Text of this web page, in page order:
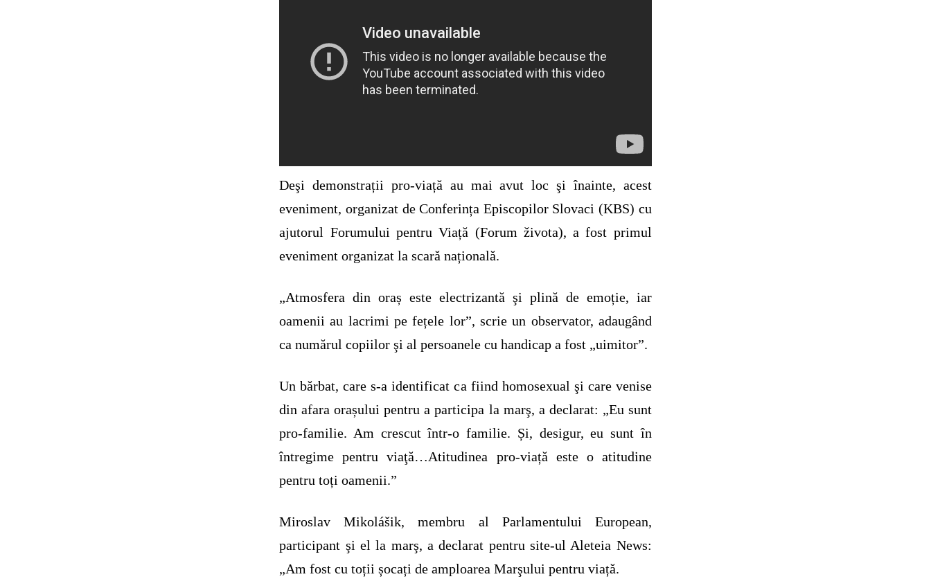
Deşi demonstrații pro-viață au mai avut loc şi înainte, acest
eveniment, organizat de Conferința Episcopilor Slovaci (KBS) cu
ajutorul Forumului pentru Viață (Forum života), a fost primul
eveniment organizat la scară națională.
„Atmosfera din oraș este electrizantă şi plină de emoție, iar
oamenii au lacrimi pe fețele lor”, scrie un observator, adaugând
ca numărul copiilor şi al persoanele cu handicap a fost „uimitor”.
Un bărbat, care s-a identificat ca fiind homosexual şi care venise
din afara orașului pentru a participa la marş, a declarat: „Eu sunt
pro-familie. Am crescut într-o familie. Și, desigur, eu sunt în
întregime pentru viaţă…Atitudinea pro-viață este o atitudine
pentru toți oamenii.”
Miroslav Mikolášik, membru al Parlamentului European,
participant şi el la marş, a declarat pentru site-ul Aleteia News:
„Am fost cu toții șocați de amploarea Marşului pentru viață.